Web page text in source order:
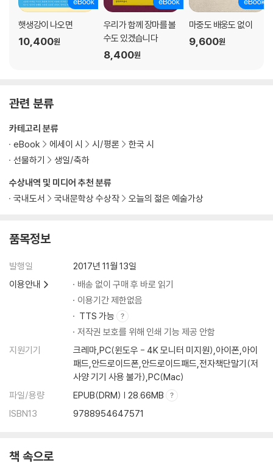
3부 흙에 종이를 묻는 놀이
모래내 그림자극
마음 한철
가을이 겨울에게 여름이 봄에게
낙서
저녁?금강
문병?남한강
꽃의 계단
날지 못하는 새는 있어도 울지 못하는 새는 없다
꼬마
4부 눈이 가장 먼저 붓는다
연화석재
입속에서 넘어지는 하루
희망소비자가격
해남으로 보내는 편지
가족의 휴일
유성고시원 화재기
당신이라는 세상
햇생강이 나오면
10,400원
우리가 함께 장마를 볼
수도 있겠습니다
8,400원
마중도 배웅도 없이
9,600원
관련 분류
수상내역 및 미디어 추천 분류
국내도서
국내문학상 수상작 오늘의 젊은 예술가상
카테고리 분류
eBook
에세이 시 시/평론
한국 시
선물하기
생일/축하
품목정보
발행일
2017년 11월 13일
이용안내
배송 없이 구매 후 바로 읽기
이용기간 제한없음
TTS 가능
저작권 보호를 위해 인쇄 기능 제공 안함
지원기기
크레마,PC(윈도우 - 4K 모니터 미지원),아이폰,아이
패드,안드로이드폰,안드로이드패드,전자책단말기(저
사양 기기 사용 불가),PC(Mac)
파일/용량
EPUB(DRM) | 28.66MB
ISBN13
9788954647571
책 속으로